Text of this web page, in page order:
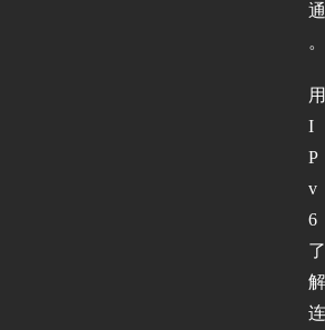
通
。
用
I
P
v
6
了
解
连